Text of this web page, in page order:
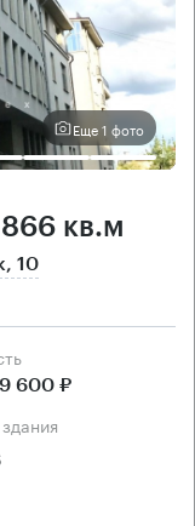
Еще 1 фото
кв.м
10
600 ₽
здания